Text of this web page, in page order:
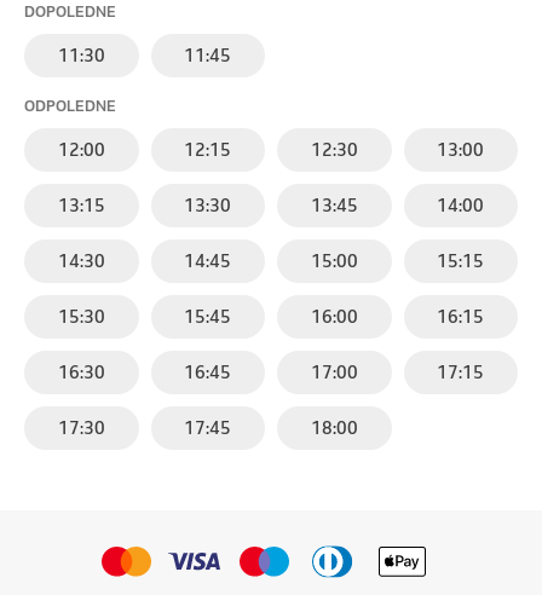
DOPOLEDNE
11:30 11:45
ODPOLEDNE
12:00 12:15 12:30 13:00
13:15 13:30 13:45 14:00
14:30 14:45 15:00 15:15
15:30 15:45 16:00 16:15
16:30 16:45 17:00 17:15
17:30 17:45 18:00